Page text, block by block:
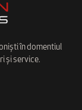
în domentiul
și service.